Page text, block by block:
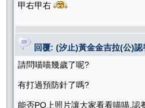
甲右甲右
回覆: (汐止)黃金金吉拉(公)認
請問喵喵幾歲了呢?
有打過預防針了嗎?
能否PO上照片讓大家看看喵喵,認